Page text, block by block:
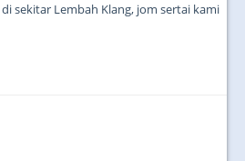
sekitar Lembah Klang, jom sertai kami